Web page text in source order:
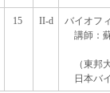
15 II-d
バイオフ
講師：
（東邦
日本バ